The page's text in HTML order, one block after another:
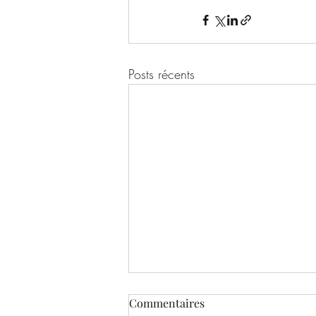
Posts récents
Commentaires